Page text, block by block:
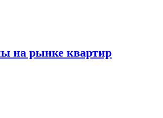
на рынке квартир